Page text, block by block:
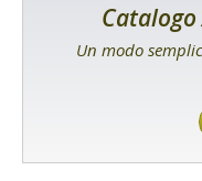
Un modo